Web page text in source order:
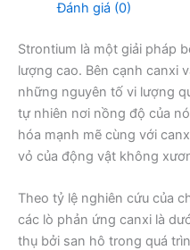
Đánh giá (0)
Strontium là một giải pháp
lượng cao. Bên cạnh canxi
những nguyên tố vi lượng
tự nhiên nơi nồng độ của
hóa mạnh mẽ cùng với
vỏ của động vật không
Theo tỷ lệ nghiên cứu của
các lò phản ứng canxi là
thụ bởi san hô trong quá